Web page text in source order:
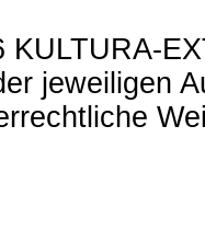
jeweiligen